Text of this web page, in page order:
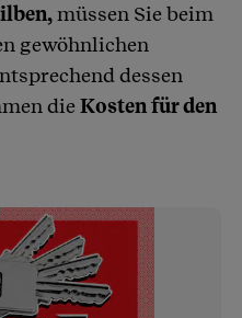
müssen Sie beim
gewöhnlichen
dessen
dieKosten für den